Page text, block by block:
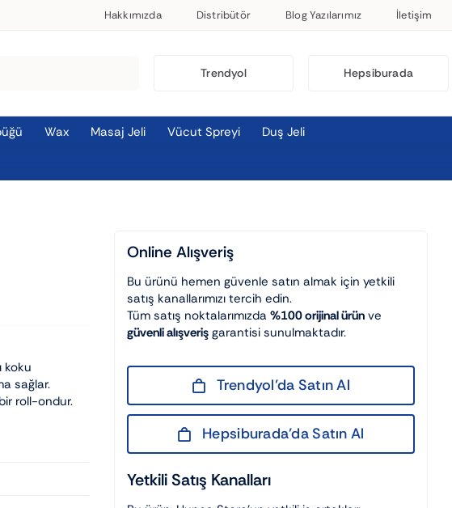
Hakkımızda Distribütör Blog Yazılarımız İletişim
Trendyol Hepsiburada
Wax Masaj Jeli Vücut Spreyi Duş Jeli
koku
sağlar.
roll-ondur.
Online Alışveriş
Bu ürünü hemen güvenle satın almak için yetkili
satış kanallarımızı tercih edin.
Tüm satış noktalarımızda %100 orijinal ürün ve
güvenli alışveriş garantisi sunulmaktadır.
Trendyol’da Satın Al
Hepsiburada’da Satın Al
Yetkili Satış Kanalları